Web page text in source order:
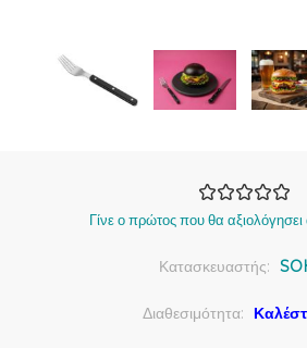
Γίνε ο πρώτος που θα αξιολόγησει
Κατασκευαστής:
Διαθεσιμότητα: